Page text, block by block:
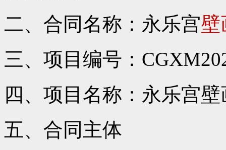
二、合同名称：永乐宫壁
三、项目编号：
四、项目名称：永乐宫
五、合同主体